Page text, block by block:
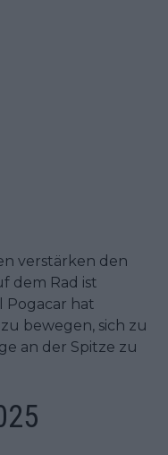
verstärken den
dem Rad ist
Pogacar hat
bewegen, sich zu
an der Spitze zu